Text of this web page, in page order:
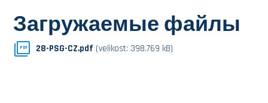
Загружаемые файлы
PDF 28-PSG-CZ.pdf (velikost: 398.769 kB)